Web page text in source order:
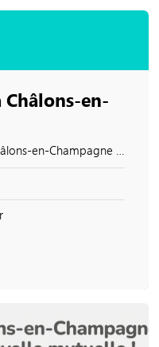
en-
en-Champagne Centre